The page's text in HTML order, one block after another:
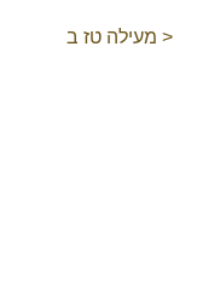
< מעילה טז ב